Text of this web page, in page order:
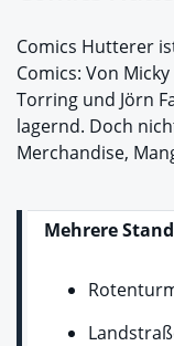
Comics Hutterer
Comics: Von
Torring und Jörn
lagernd. Doch
Merchandise,
Mehrere